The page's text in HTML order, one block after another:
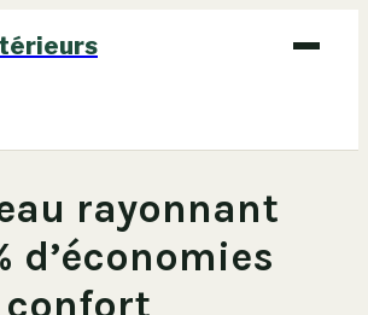
rayonnant
d’économies